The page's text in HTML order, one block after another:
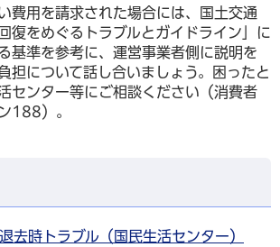
費用を請求された場合には、国土交通
復をめぐるトラブルとガイドライン」に
基準を参考に、運営事業者側に説明を
担について話し合いましょう。困ったと
センター等にご相談ください（消費者
188）。
去時トラブル（国民生活センター）